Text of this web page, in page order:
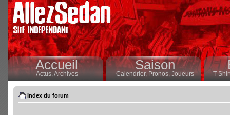
Accueil
Actus,Archives
Saison
Calendrier,Pronos, Joueurs T-
Index du forum